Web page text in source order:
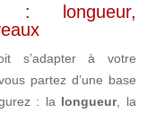
: longueur,
s’adapter à votre
partez d’une base
: la longueur, la